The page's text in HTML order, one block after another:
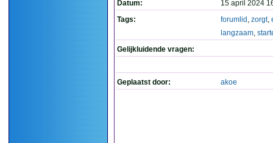
Datum:
15 april 2024
Tags:
forumlid , zorgt,
langzaam,
Gelijkluidende vragen:
Geplaatst door: akoe